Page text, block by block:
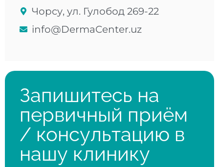
Чорсу, ул. Гулобод 269-22
info@DermaCenter.uz
Запишитесь на
первичный приём
/ консультацию в
нашу клинику